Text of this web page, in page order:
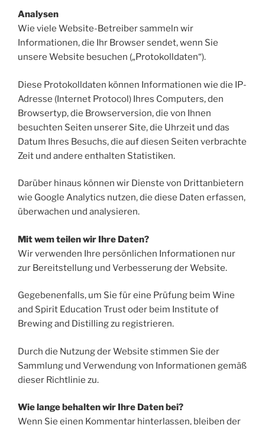
Analysen
Wie viele Website-Betreiber sammeln wir
Informationen, die Ihr Browser sendet, wenn Sie
unsere Website besuchen („Protokolldaten“).
Diese Protokolldaten können Informationen wie die IP-
Adresse (Internet Protocol) Ihres Computers, den
Browsertyp, die Browserversion, die von Ihnen
besuchten Seiten unserer Site, die Uhrzeit und das
Datum Ihres Besuchs, die auf diesen Seiten verbrachte
Zeit und andere enthalten Statistiken.
Darüber hinaus können wir Dienste von Drittanbietern
wie Google Analytics nutzen, die diese Daten erfassen,
überwachen und analysieren.
Mit wem teilen wir Ihre Daten?
Wir verwenden Ihre persönlichen Informationen nur
zur Bereitstellung und Verbesserung der Website.
Gegebenenfalls, um Sie für eine Prüfung beim Wine
and Spirit Education Trust oder beim Institute of
Brewing and Distilling zu registrieren.
Durch die Nutzung der Website stimmen Sie der
Sammlung und Verwendung von Informationen gemäß
dieser Richtlinie zu.
Wie lange behalten wir Ihre Daten bei?
Wenn Sie einen Kommentar hinterlassen, bleiben der